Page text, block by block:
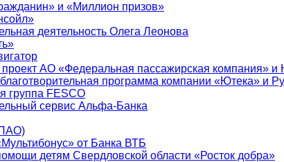
и «Миллион призов»
деятельность Олега Леонова
АО «Федеральная пассажирская компания» и
программа компании «Ютека» и
группа FESCO
сервис Альфа-Банка
от Банка ВТБ
детям Свердловской области «Росток добра»